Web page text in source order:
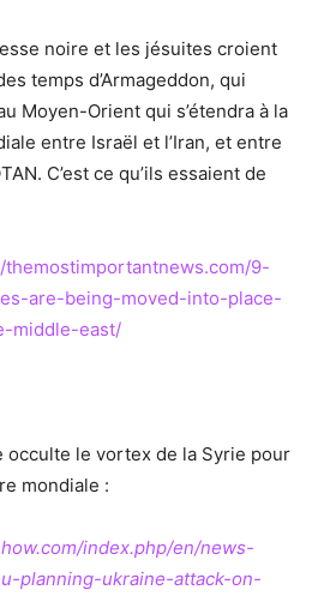
noire et les jésuites croient
temps d’Armageddon, qui
Moyen-Orient qui s’étendra à la
entre Israël et l’Iran, et entre
C’est ce qu’ils essaient de
themostimportantnews.com/9-
are-being-moved-into-place-
middle-east/
occulte le vortex de la Syrie pour
mondiale :
index.php/en/news-
planning-ukraine-attack-on-